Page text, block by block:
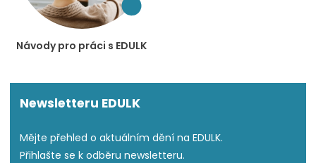
Návody pro práci s EDULK
Newsletteru EDULK
Mějte přehled o aktuálním dění na EDULK.
Přihlašte se k odběru newsletteru.